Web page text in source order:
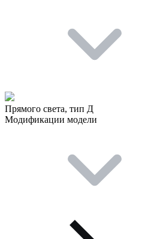
Прямого света, тип Д
Модификации модели